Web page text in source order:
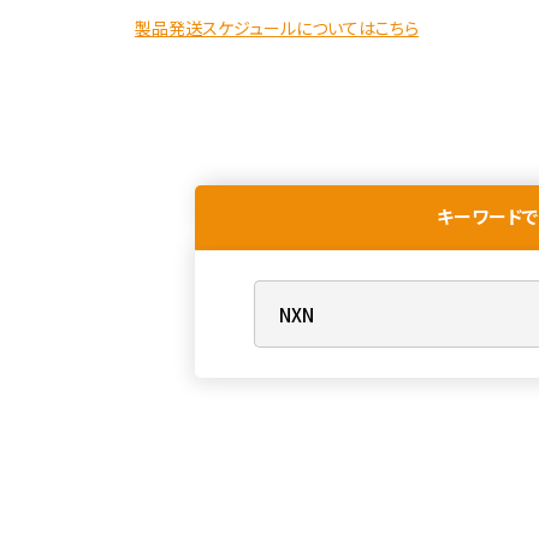
製品発送スケジュールについてはこちら
キーワード